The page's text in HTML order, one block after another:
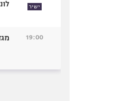
ישיר
19:00